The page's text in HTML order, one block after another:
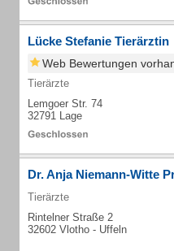
Lücke Stefanie Tierärztin
Web Bewertungen
Tierärzte
Lemgoer Str. 74
32791 Lage
Dr. Anja Niemann-Witte
Tierärzte
Rintelner Straße 2
32602 Vlotho - Uffeln